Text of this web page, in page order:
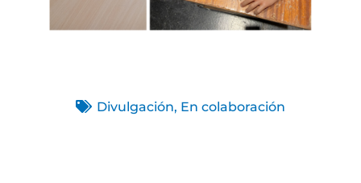
Divulgación, En colaboración